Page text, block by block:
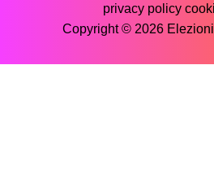
privacy policy
Copyright © 2026